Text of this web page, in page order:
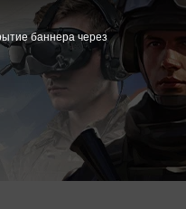
баннера через